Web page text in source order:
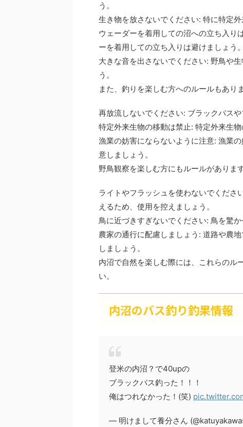
う。
生き物を放さないでください: 特に特定
ウェーダーを着用しての沼への立ち入り
ーを着用しての立ち入りは避けましょう。
大きな音を出さないでください: 野鳥や
う。
また、釣りを楽しむ方へのルールもあり
再放流しないでください: ブラックバス
特定外来生物の移動は禁止: 特定外来生
漁業の妨害にならないように注意: 漁業
意しましょう。
野鳥観察を楽しむ方にもルールがありま
ライトやフラッシュを使わないでくださ
えるため、使用を控えましょう。
鳥に近づきすぎないでください: 鳥を驚
農家の通行に配慮しましょう: 道路や農
しましょう。
内沼で自然を楽しむ際には、これらのル
い。
内沼のバス釣り釣果情報
登米の内沼？で40upの
ブラックバス釣った！！！
俺はつれなかった！(笑)
— 明けまして養分さん